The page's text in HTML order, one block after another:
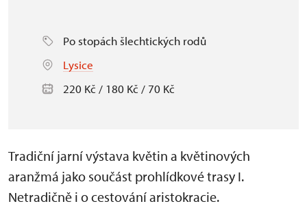
Po stopách šlechtických rodů
Lysice
220 Kč / 180 Kč / 70 Kč
Tradiční jarní výstava květin a květinových
aranžmá jako součást prohlídkové trasy I.
Netradičně i o cestování aristokracie.